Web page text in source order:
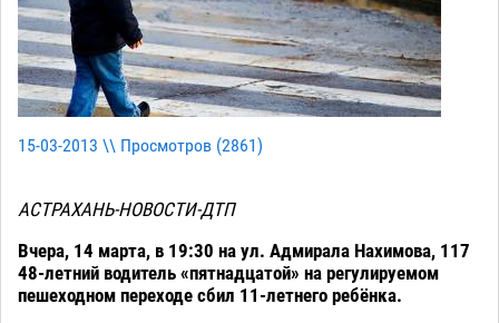
15-03-2013 \\ Просмотров (2861)
АСТРАХАНЬ-НОВОСТИ-ДТП
Вчера, 14 марта, в 19:30 на ул. Адмирала Нахимова, 117
48-летний водитель «пятнадцатой» на регулируемом
пешеходном переходе сбил 11-летнего ребёнка.